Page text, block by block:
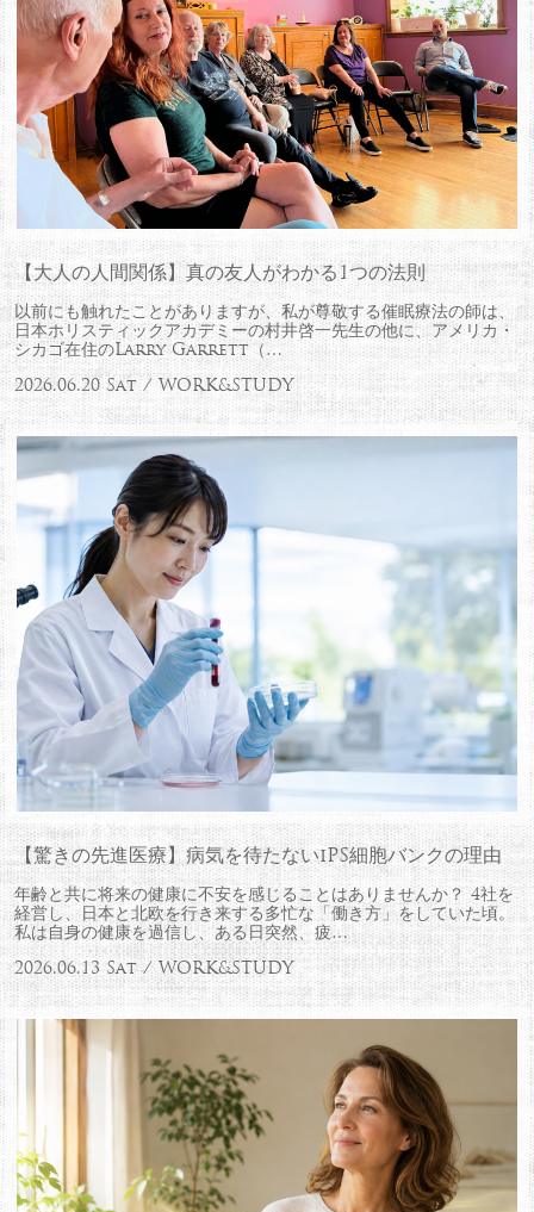
【大人の人間関係】真の友人がわかる1つの法則
以前にも触れたことがありますが、私が尊敬する催眠療法の師は、
日本ホリスティックアカデミーの村井啓一先生の他に、アメリカ・
シカゴ在住のLarry Garrett（…
2026.06.20 Sat / WORK&STUDY
【驚きの先進医療】病気を待たないiPS細胞バンクの理由
年齢と共に将来の健康に不安を感じることはありませんか？ 4社を
経営し、日本と北欧を行き来する多忙な「働き方」をしていた頃。
私は自身の健康を過信し、ある日突然、疲…
2026.06.13 Sat / WORK&STUDY